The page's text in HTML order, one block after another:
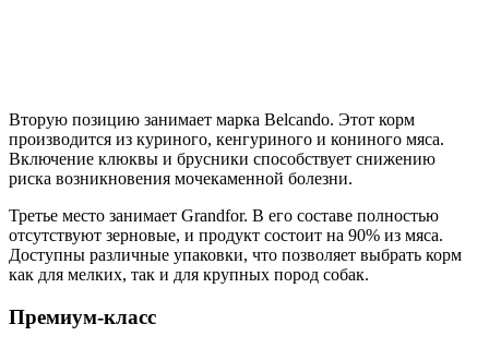
Вторую позицию занимает марка Belcando. Этот корм
производится из куриного, кенгуриного и кониного мяса.
Включение клюквы и брусники способствует снижению
риска возникновения мочекаменной болезни.
Третье место занимает Grandfor. В его составе полностью
отсутствуют зерновые, и продукт состоит на 90% из мяса.
Доступны различные упаковки, что позволяет выбрать корм
как для мелких, так и для крупных пород собак.
Премиум-класс